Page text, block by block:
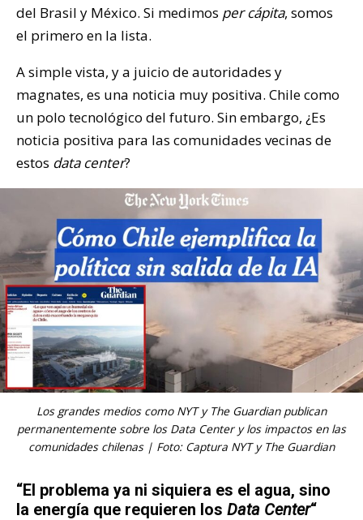
del Brasil y México. Si medimos per cápita, somos
el primero en la lista.
A simple vista, y a juicio de autoridades y
magnates, es una noticia muy positiva. Chile como
un polo tecnológico del futuro. Sin embargo, ¿Es
noticia positiva para las comunidades vecinas de
estos data center?
Los grandes medios como NYT y The Guardian publican
permanentemente sobre los Data Center y los impactos en las
comunidades chilenas | Foto: Captura NYT y The Guardian
“El problema ya ni siquiera es el agua, sino
la energía que requieren los Data Center“